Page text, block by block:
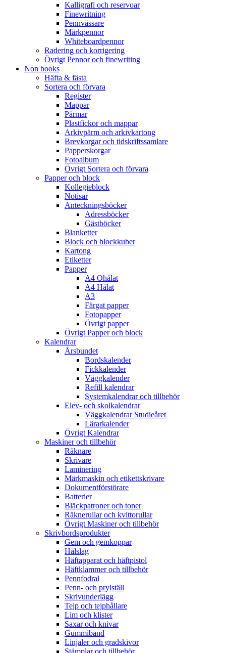
Kalligrafi och reservoar
Finewritning
Pennvässare
Märkpennor
Whiteboardpennor
Radering och korrigering
Övrigt Pennor och finewriting
Non books
Häfta & fästa
Sortera och förvara
Register
Mappar
Pärmar
Plastfickor och mappar
Arkivpärm och arkivkartong
Brevkorgar och tidskriftssamlare
Papperskorgar
Fotoalbum
Övrigt Sortera och förvara
Papper och block
Kollegieblock
Notisar
Anteckningsböcker
Adressböcker
Gästböcker
Blanketter
Block och blockkuber
Kartong
Etiketter
Papper
A4 Ohålat
A4 Hålat
A3
Färgat papper
Fotopapper
Övrigt papper
Övrigt Papper och block
Kalendrar
Årsbundet
Bordskalender
Fickkalender
Väggkalender
Refill kalendrar
Systemkalendrar och tillbehör
Elev- och skolkalendrar
Väggkalendrar Studieåret
Lärarkalender
Övrigt Kalendrar
Maskiner och tillbehör
Räknare
Skrivare
Laminering
Märkmaskin och etikettskrivare
Dokumentförstörare
Batterier
Bläckpatroner och toner
Räknerullar och kvittorullar
Övrigt Maskiner och tillbehör
Skrivbordsprodukter
Gem och gemkoppar
Hålslag
Häftapparat och häftpistol
Häftklammer och tillbehör
Pennfodral
Penn- och prylställ
Skrivunderlägg
Tejp och tejphållare
Lim och klister
Saxar och knivar
Gummiband
Linjaler och gradskivor
Stämplar och tillbehör